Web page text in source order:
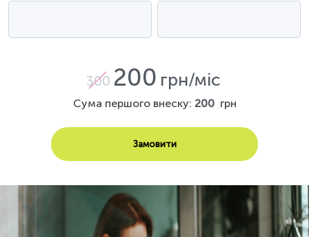
300 200 грн/міс
Сума першого внеску: 200 грн